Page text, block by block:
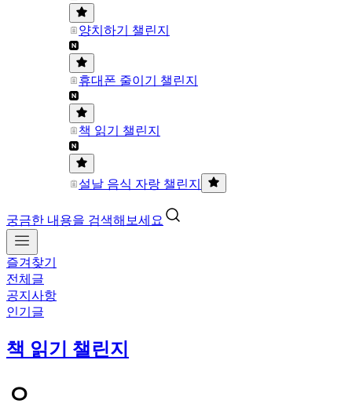
양치하기 챌린지
휴대폰 줄이기 챌린지
책 읽기 챌린지
설날 음식 자랑 챌린지
궁금한 내용을 검색해보세요
즐겨찾기
전체글
공지사항
인기글
책 읽기 챌린지
ㅇ